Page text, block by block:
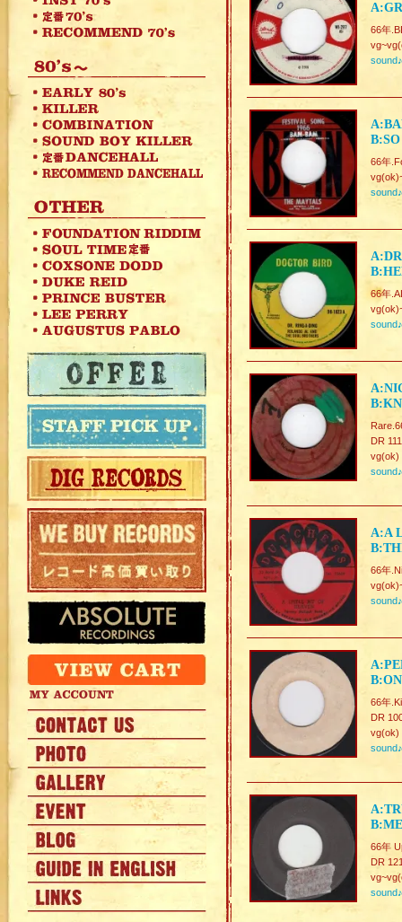
66年
sound♪
66年
sound♪
66年
sound♪
DR
vg(ok)
sound♪
A:A
66年
sound♪
66年
DR
vg(ok)
sound♪
66年
DR
sound♪